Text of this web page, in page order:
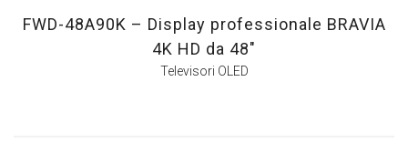
FWD-48A90K – Display professionale BRAVIA
4K HD da 48″
Televisori OLED